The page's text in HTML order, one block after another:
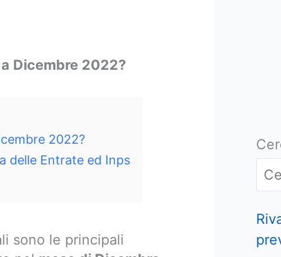
Dicembre 2022?
2022?
delle Entrate ed Inps
sono le principali